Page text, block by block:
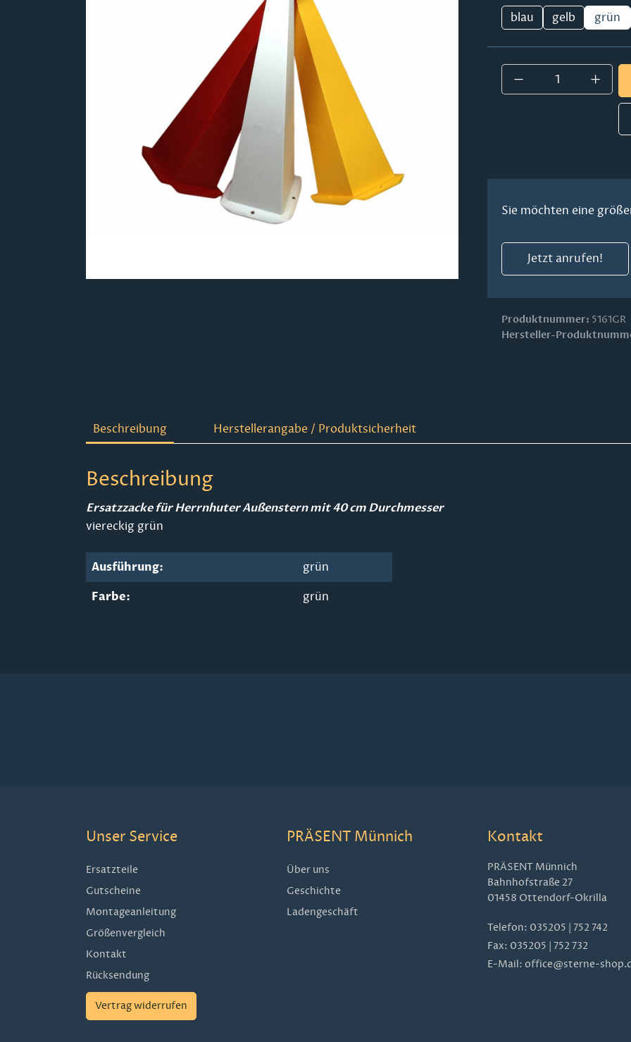
blau
gelb grün
Produkt
Sie möchten eine
Jetzt anrufen!
Produktnummer: 5161GR
Hersteller-
Beschreibung Herstellerangabe / Produktsicherheit
Beschreibung
Ersatzzacke für Herrnhuter Außenstern mit 40 cm Durchmesser
viereckig grün
Ausführung: grün
Farbe: grün
Unser Service
Ersatzteile
Gutscheine
Montageanleitung
Größenvergleich
Kontakt
Rücksendung
Vertrag widerrufen
PRÄSENT Münnich
Über uns
Geschichte
Ladengeschäft
Kontakt
PRÄSENT Münnich
Bahnhofstraße 27
01458 Ottendorf-Okrilla
Telefon: 035205 | 752 742
Fax: 035205 | 752 732
E-Mail: office@sterne-